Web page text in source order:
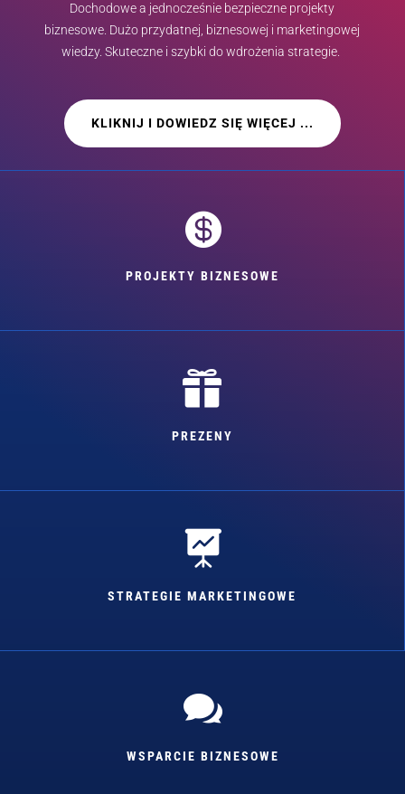
Dochodowe a jednocześnie bezpieczne projekty
biznesowe. Dużo przydatnej, biznesowej i marketingowej
wiedzy. Skuteczne i szybki do wdrożenia strategie.
KLIKNIJ I DOWIEDZ SIĘ WIĘCEJ ...

PROJEKTY BIZNESOWE

PREZENY

STRATEGIE MARKETINGOWE

WSPARCIE BIZNESOWE